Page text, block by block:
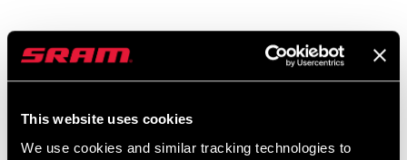
This website uses cookies
We use cookies and similar tracking technologies to
604kb